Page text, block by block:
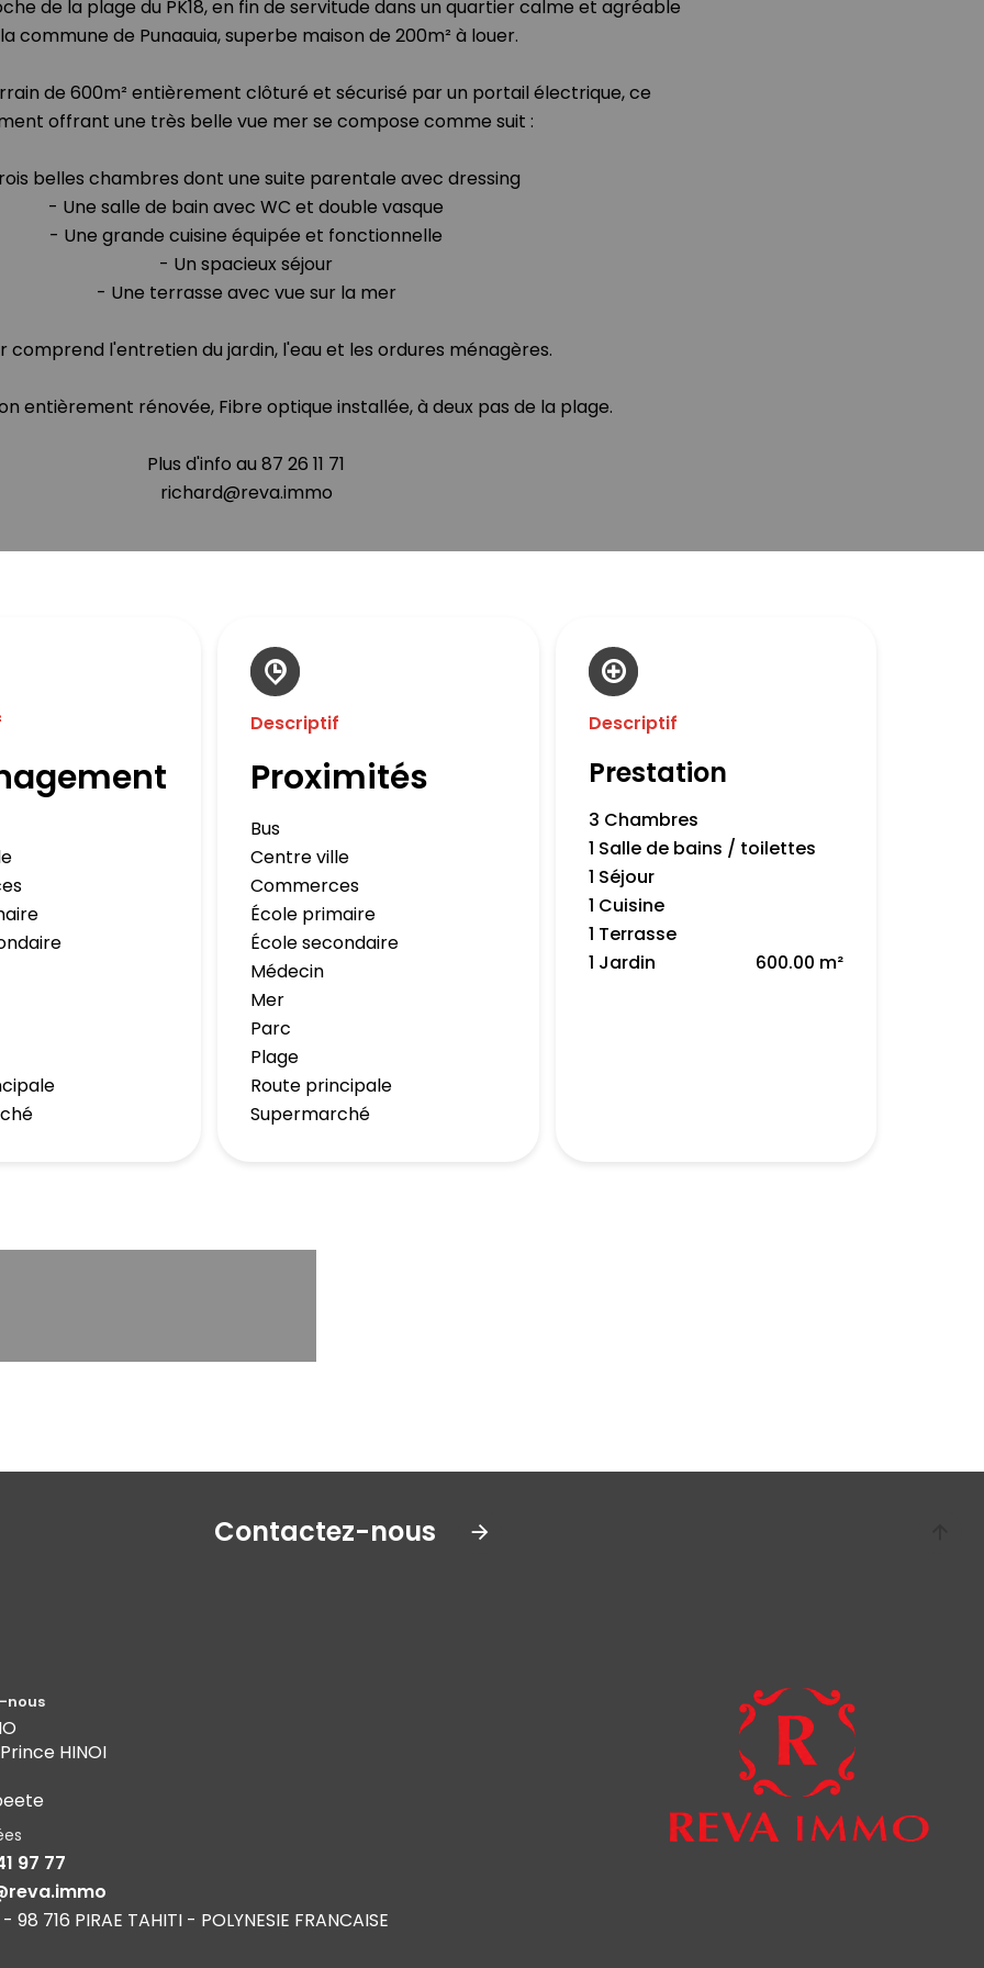
de la plage du PK18, en fin de servitude dans un quartier calme et agréable
commune de Punaauia, superbe maison de 200m² à louer.
de 600m² entièrement clôturé et sécurisé par un portail électrique, ce
offrant une très belle vue mer se compose comme suit :
belles chambres dont une suite parentale avec dressing
- Une salle de bain avec WC et double vasque
- Une grande cuisine équipée et fonctionnelle
- Un spacieux séjour
- Une terrasse avec vue sur la mer
comprend l'entretien du jardin, l'eau et les ordures ménagères.
entièrement rénovée, Fibre optique installée, à deux pas de la plage.
Plus d'info au 87 26 11 71
richard@reva.immo
Descriptif
Proximités
Bus
Centre ville
Commerces
École primaire
École secondaire
Médecin
Mer
Parc
Plage
Route principale
Supermarché
Descriptif
Prestation
3 Chambres
1 Salle de bains / toilettes
1 Séjour
1 Cuisine
1 Terrasse
1 Jardin
600.00 m²
Contactez-nous
nous
HINOI
97 77
98 716 PIRAE TAHITI - POLYNESIE FRANCAISE